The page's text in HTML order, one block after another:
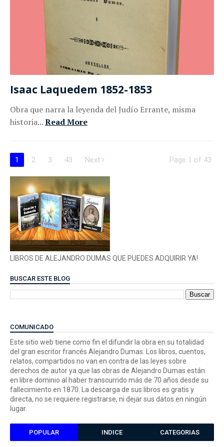
Isaac Laquedem 1852-1853
Obra que narra la leyenda del Judío Errante, misma
historia...Read More
Page 1 of 43
1 2 3 43 Next
LIBROS DE ALEJANDRO DUMAS QUE PUEDES ADQUIRIR YA!
BUSCAR ESTE BLOG
COMUNICADO
Este sitio web tiene como fin el difundir la obra en su totalidad
del gran escritor francés Alejandro Dumas. Los libros, cuentos,
relatos, compartidos no van en contra de las leyes sobre
derechos de autor ya que las obras de Alejandro Dumas están
en libre dominio al haber transcurrido más de 70 años desde su
fallecimiento en 1870. La descarga de sus libros es gratis y
directa, no se requiere registrarse, ni dejar sus datos en ningún
lugar.
POPULAR INDICE CATEGORIAS